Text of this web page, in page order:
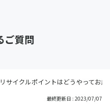
ご質問
リサイクルポイントはどうやってお
最終更新日 : 2023/07/07